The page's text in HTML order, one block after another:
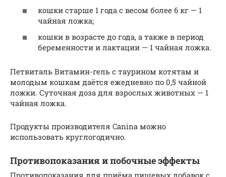
кошки старше 1 года с весом более 6 кг — 1
чайная ложка;
кошки в возрасте до года, а также в период
беременности и лактации — 1 чайная ложка.
Петвиталь Витамин-гель с таурином котятам и
молодым кошкам даётся ежедневно по 0,5 чайной
ложки. Суточная доза для взрослых животных — 1
чайная ложка.
Продукты производителя Canina можно
использовать круглогодично.
Противопоказания и побочные эффекты
Противопоказания для приёма пищевых добавок с